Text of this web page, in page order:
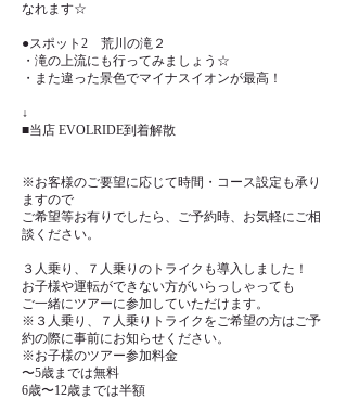
なれます☆
●スポット2 荒川の滝２
・滝の上流にも行ってみましょう☆
・また違った景色でマイナスイオンが最高！
↓
■当店 EVOLRIDE到着解散
※お客様のご要望に応じて時間・コース設定も承り
ますので
ご希望等お有りでしたら、ご予約時、お気軽にご相
談ください。
３人乗り、７人乗りのトライクも導入しました！
お子様や運転ができない方がいらっしゃっても
ご一緒にツアーに参加していただけます。
※３人乗り、７人乗りトライクをご希望の方はご予
約の際に事前にお知らせください。
※お子様のツアー参加料金
〜5歳までは無料
6歳〜12歳までは半額